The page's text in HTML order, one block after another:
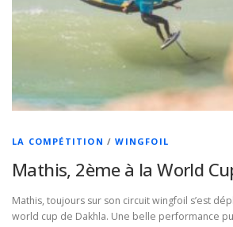
LA COMPÉTITION /WINGFOIL
Mathis, 2ème à la World
Mathis, toujours sur son circuit wingfoil s’est
world cup de Dakhla. Une belle performance